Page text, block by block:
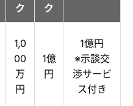
ク ク
1,0
00
万
円
1億
円
1億円
※示談交
渉サービ
ス付き